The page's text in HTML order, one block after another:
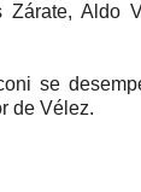
Zárate, Aldo
se
de Vélez.